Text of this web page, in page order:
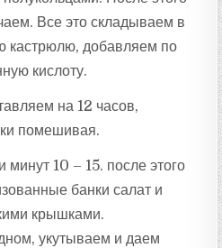
Все это складываем в
кастрюлю, добавляем по
кислоту.
на 12 часов,
помешивая.
минут 10 – 15. после этого
банки салат и
крышками.
укутываем и даем